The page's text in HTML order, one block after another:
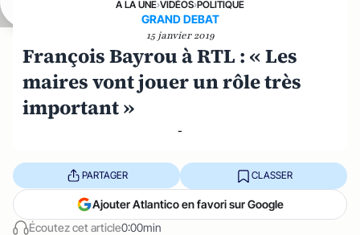
A LA UNE›VIDÉOS›POLITIQUE
GRAND DEBAT
15 janvier 2019
François Bayrou à RTL : « Les
maires vont jouer un rôle très
important »
-
Écoutez cet article0:00min
PARTAGER CLASSER
Ajouter Atlantico en favori sur Google